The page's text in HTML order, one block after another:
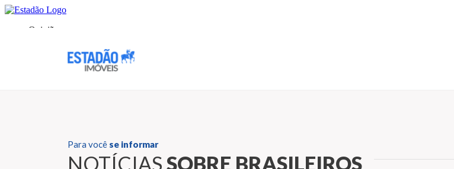
Para você se informar
NOTÍCIASSOBRE BRASILEIROS